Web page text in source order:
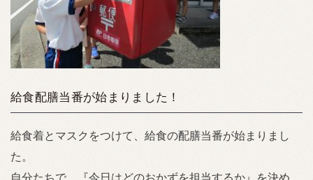
給食配膳当番が始まりました！
給食着とマスクをつけて、給食の配膳当番が始まりまし
た。
自分たちで、『今日はどのおかずを担当するか』を決め